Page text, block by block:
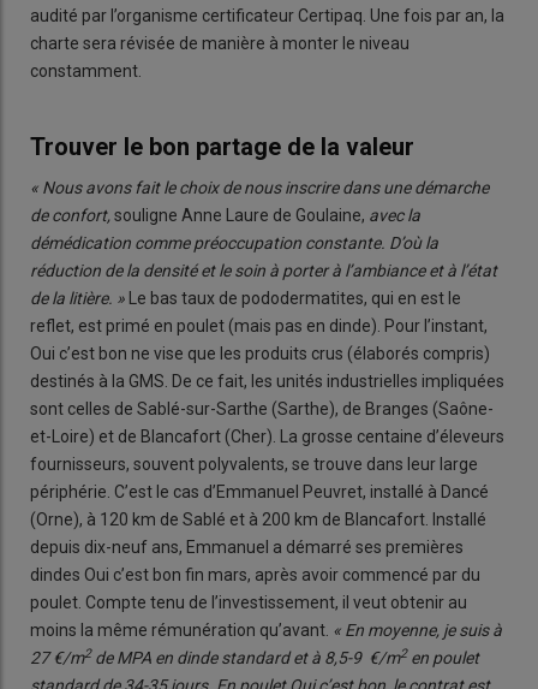
audité par l’organisme certificateur Certipaq. Une fois par an, la
charte sera révisée de manière à monter le niveau
constamment.
Trouver le bon partage de la valeur
« Nous avons fait le choix de nous inscrire dans une démarche
de confort, souligne Anne Laure de Goulaine, avec la
démédication comme préoccupation constante. D’où la
réduction de la densité et le soin à porter à l’ambiance et à l’état
de la litière. »
Le bas taux de pododermatites, qui en est le
reflet, est primé en poulet (mais pas en dinde). Pour l’instant,
Oui c’est bon ne vise que les produits crus (élaborés compris)
destinés à la GMS. De ce fait, les unités industrielles impliquées
sont celles de Sablé-sur-Sarthe (Sarthe), de Branges (Saône-
et-Loire) et de Blancafort (Cher). La grosse centaine d’éleveurs
fournisseurs, souvent polyvalents, se trouve dans leur large
périphérie. C’est le cas d’Emmanuel Peuvret, installé à Dancé
(Orne), à 120 km de Sablé et à 200 km de Blancafort. Installé
depuis dix-neuf ans, Emmanuel a démarré ses premières
dindes Oui c’est bon fin mars, après avoir commencé par du
poulet. Compte tenu de l’investissement, il veut obtenir au
moins la même rémunération qu’avant. « En moyenne, je suis à
27 €/m2de MPA en dinde standard et à 8,5-9 €/m2en poulet